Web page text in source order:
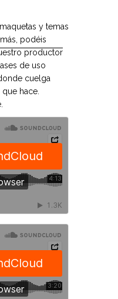
y temas
podéis
productor
de uso
cuelga
hace.